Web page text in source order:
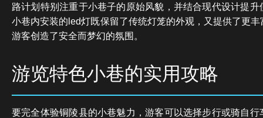
路计划特别注重于小巷子的原始风貌，并结合现代设计提
小巷内安装的led灯既保留了传统灯笼的外观，又提供了更
游客创造了安全而梦幻的氛围。
游览特色小巷的实用攻略
要完全体验铜陵县的小巷魅力，游客可以选择步行或骑自